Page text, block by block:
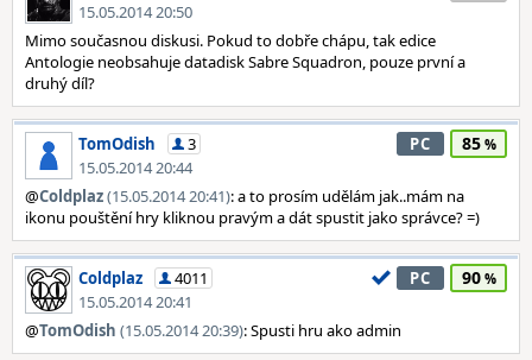
15.05.2014 20:50
Mimo současnou diskusi. Pokud to dobře chápu, tak edice
Antologie neobsahuje datadisk Sabre Squadron, pouze první a
druhý díl?
TomOdish
3
15.05.2014 20:44
PC 85
@Coldplaz(15.05.2014 20:41): a to prosím udělám jak..mám na
ikonu pouštění hry kliknou pravým a dát spustit jako správce? =)
Coldplaz
4011
15.05.2014 20:41
PC 90
@TomOdish (15.05.2014 20:39): Spusti hru ako admin